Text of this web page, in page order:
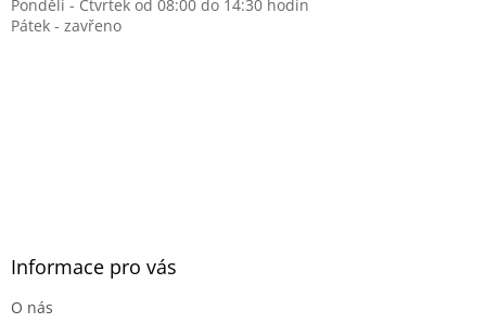
Pondělí - Čtvrtek od 08:00 do 14:30 hodin
Pátek - zavřeno
Informace pro vás
O nás